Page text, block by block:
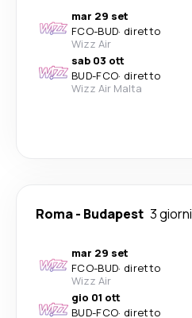
mar 29 set
FCO-BUD· diretto
Wizz Air
sab 03 ott
BUD-FCO· diretto
Wizz Air Malta
Roma- Budapest 3 giorni
mar 29 set
FCO-BUD· diretto
Wizz Air
gio 01 ott
BUD-FCO· diretto